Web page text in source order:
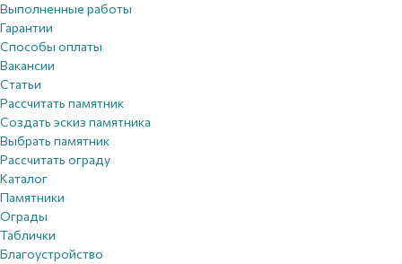
Выполненные работы
Гарантии
Способы оплаты
Вакансии
Статьи
Рассчитать памятник
Создать эскиз памятника
Выбрать памятник
Рассчитать ограду
Каталог
Памятники
Ограды
Таблички
Благоустройствo